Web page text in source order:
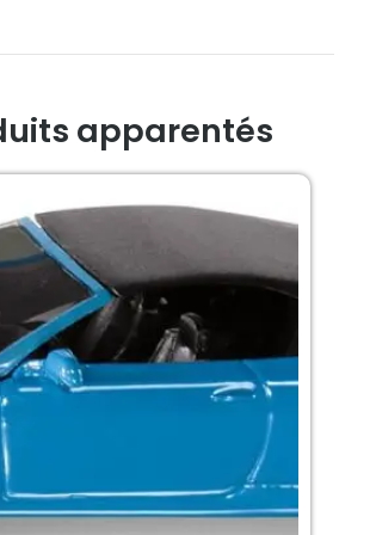
apparentés